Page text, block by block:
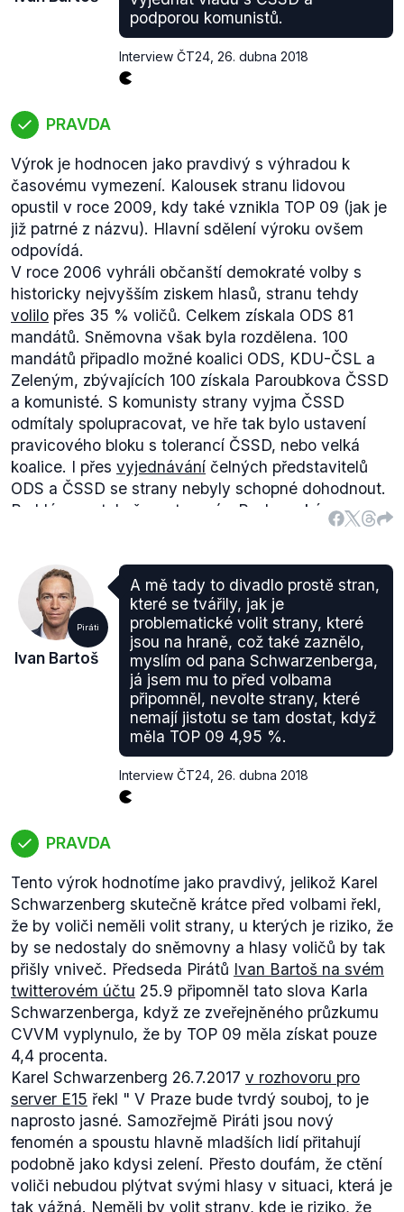
který byl v prvním čtení zamítnut.
Pokud se bavíme o podpisu poslance a jeho
zařazení do skupiny předkladatelů, jedná se
nepochybně o formu podpory. Čím více členů
různých poslaneckých klubů bude mezi
předkladateli zastoupeno, tím pravděpodobnější je
širší podpora návrhu. Opačně však tento efekt
fungovat nemusí a předkládá-li návrh pouze jeden
poslanecký klub, může hlasováním projít, protože
má podporu vyjednanou jinak než podpisy
navrhovatelů.
Další nejistota pramení z faktu, že výbory
Poslanecké sněmovny i samotní poslanci mohou ve
druhém čtení předkládat pozměňovací návrhy.
Vzhledem k tomu, že čtyři novely předložené
pirátskými poslanci prošly právě do druhého čtení,
může se spor o tyto návrhy odehrát až tam.
Poslední důvod zařazení hodnocení "Neověřitelné"
souvisí s politickou krizí způsobenou absencí vládní
většiny. Po půl roce odvolebdo Poslanecké
sněmovny disponuje dolní komora Parlamentu
celkemtřemizákony schválenými v tomto volebním
období. Na čtyřech návrzích zákonů před druhým
čtením nelze dostatečně kriticky ani objektivně
klubům.
podporou komunistů.
Interview ČT24 26. dubna 2018
PRAVDA
Výrok je hodnocen jako pravdivý s výhradou k
časovému vymezení. Kalousek stranu lidovou
opustil v roce 2009, kdy také vznikla TOP 09 (jak je
již patrné z názvu). Hlavní sdělení výroku ovšem
odpovídá.
V roce 2006 vyhráli občanští demokraté volby s
historicky nejvyšším ziskem hlasů, stranu tehdy
volilo přes 35 % voličů. Celkem získala ODS 81
mandátů. Sněmovna však byla rozdělena. 100
mandátů připadlo možné koalici ODS, KDU-ČSL a
Zeleným, zbývajících 100 získala Paroubkova ČSSD
a komunisté. S komunisty strany vyjma ČSSD
odmítaly spolupracovat, ve hře tak bylo ustavení
pravicového bloku s tolerancí ČSSD, nebo velká
koalice. I přes vyjednávání čelných představitelů
ODS a ČSSD se strany nebyly schopné dohodnout.
Problém nastal už s ustavením Poslanecké
sněmovny a to především z toho důvodu, že při
hraje zásadní roli předseda Poslanecké sněmovny.
V roce 2006 rovněž neplatila novela Ústavy, která
by umožnila poslancům, aby sami třípětinovou
většinou ustavili dolní komoru.
V této situaci trvalo zhruba sedm měsíců, než se
podařilo dobrat se k vládě s podporou poslanců. V
tomto čase došlo k téměř nekonečné sérii jednání
na různých půdorysech. Obecně šlo vycházet z
předpokladu, že vláda bez vítězné ODS není možná
(zejména z důvodu, že pravicové subjekty a Zelení
odmítli spolupracovat s komunisty).
půdorysech. Jak na budoucím uspořádání ODS,
KDU-ČSL a SZ, tak i se sociálními demokraty. V
srpnu 2006 se zdálo, že se ODS domluví s ČSSD na
spolupráci, které kromě dalšího bude usilovat o
úpravy volebního systému. Mělo dojít ke zvýšení
počtu volebních obvodů (což pomáhá velkým
stranám) nebo k zavedení lichého počtu poslanců,
aby se předešlo stejnému patu.
K této spolupráci ovšem nedošlo, protoževelmi
nečekanědošlo k dohodě mezi Jiřím Paroubkem
(ČSSD) a Miroslavem Kalouskem (KDU-ČSL) o
možné budoucí vládě, kterou by tolerovali
komunisté. Tato možnost ale vzala za své, když širší
vedení lidovců odmítlopodpořit nápad svého
předsedy podílet se na vládě společně s komunisty,
v reakci na tuto událost odstoupil Kalousek ze své
funkce. Dodejme, že sám opakovaně veřejně tuto
dohodu prezentoval jako úspěšnou snahu o
Piráti
Ivan Bartoš
A mě tady to divadlo prostě stran,
které se tvářily, jak je
problematické volit strany, které
jsou na hraně, což také zaznělo,
myslím od pana Schwarzenberga,
já jsem mu to před volbama
připomněl, nevolte strany, které
nemají jistotu se tam dostat, když
měla TOP 09 4,95 %.
Interview ČT24 26. dubna 2018
PRAVDA
Tento výrok hodnotíme jako pravdivý, jelikož Karel
Schwarzenberg skutečně krátce před volbami řekl,
že by voliči neměli volit strany, u kterých je riziko, že
by se nedostaly do sněmovny a hlasy voličů by tak
přišly vniveč. Předseda Pirátů Ivan Bartoš na svém
twitterovém účtu 25.9 připomněl tato slova Karla
Schwarzenberga, když ze zveřejněného průzkumu
CVVM vyplynulo, že by TOP 09 měla získat pouze
4,4 procenta.
Karel Schwarzenberg 26.7.2017 v rozhovoru pro
server E15 řekl " V Praze bude tvrdý souboj, to je
naprosto jasné. Samozřejmě Piráti jsou nový
fenomén a spoustu hlavně mladších lidí přitahují
podobně jako kdysi zelení. Přesto doufám, že ctění
voliči nebudou plýtvat svými hlasy v situaci, která je
tak vážná. Neměli by volit strany, kde je riziko, že